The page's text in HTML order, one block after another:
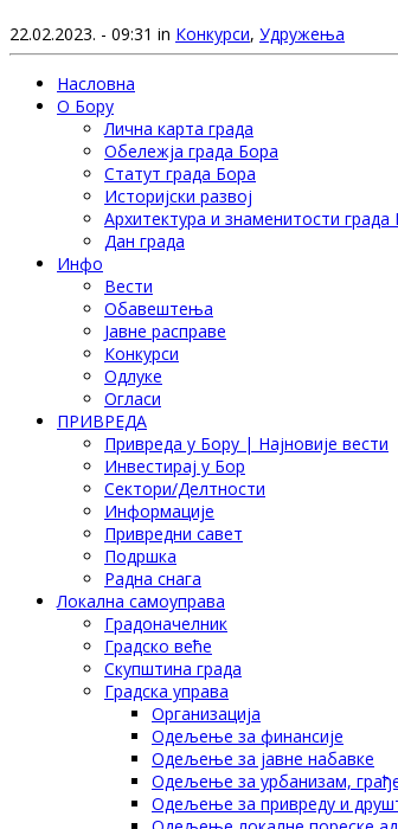
22.02.2023. - 09:31 in Конкурси, Удружења
Насловна
О Бору
Лична карта града
Обележја града Бора
Статут града Бора
Историјски развој
Архитектура и знаменитости града
Дан града
Инфо
Вести
Обавештења
Јавне расправе
Конкурси
Одлуке
Огласи
ПРИВРЕДА
Привреда у Бору | Најновије вести
Инвестирај у Бор
Сектори/Делтности
Информације
Привредни савет
Подршка
Радна снага
Локална самоуправа
Градоначелник
Градско веће
Скупштина града
Градска управа
Организација
Одељење за финансије
Одељење за јавне набавке
Одељење за урбанизам,
Одељење за привреду и